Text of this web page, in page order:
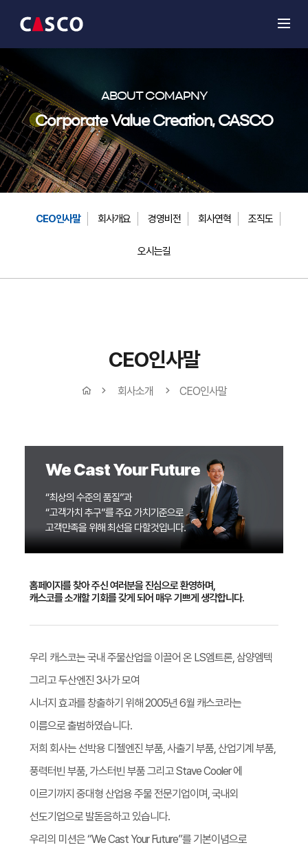
ABOUT COMAPNY
Corporate Value Creation, CASCO
CEO인사말 회사개요 경영비전 회사연혁 조직도
오시는길
CEO인사말
회사소개 CEO인사말
We Cast Your Future
“최상의 수준의 품질”과
“고객가치 추구”를 주요 가치기준으로
고객만족을 위해 최선을 다할것입니다.
홈페이지를 찾아 주신 여러분을 진심으로 환영하며,
캐스코를 소개할 기회를 갖게 되어 매우 기쁘게 생각합니다.
우리 캐스코는 국내 주물산업을 이끌어 온 LS엠트론, 삼양엠텍
그리고 두산엔진 3사가 모여
시너지 효과를 창출하기 위해 2005년 6월 캐스코라는
이름으로 출범하였습니다.
저희 회사는 선박용 디젤엔진 부품, 사출기 부품, 산업기계 부품,
풍력터빈 부품, 가스터빈 부품 그리고 Stave Cooler 에
이르기까지 중대형 산업용 주물 전문기업이며, 국내외
선도기업으로 발돋음하고 있습니다.
우리의 미션은 “We Cast Your Future”를 기본이념으로